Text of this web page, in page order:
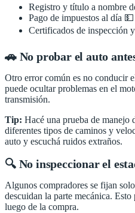
Registro y título a nombre
Pago de impuestos al día 💵
Certificados de inspección
🚗 No probar el auto
Otro error común es no conducir
puede ocultar problemas en el
transmisión.
Tip: Hacé una prueba de manejo
diferentes tipos de caminos y
auto y escuchá ruidos extraños.
🔍 No inspeccionar el
Algunos compradores se fijan
descuidan la parte mecánica. Esto
luego de la compra.